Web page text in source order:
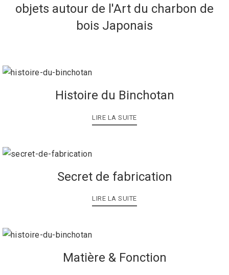
objets autour de l'Art du charbon de
bois Japonais
Histoire du Binchotan
LIRE LA SUITE
Secret de fabrication
LIRE LA SUITE
Matière & Fonction